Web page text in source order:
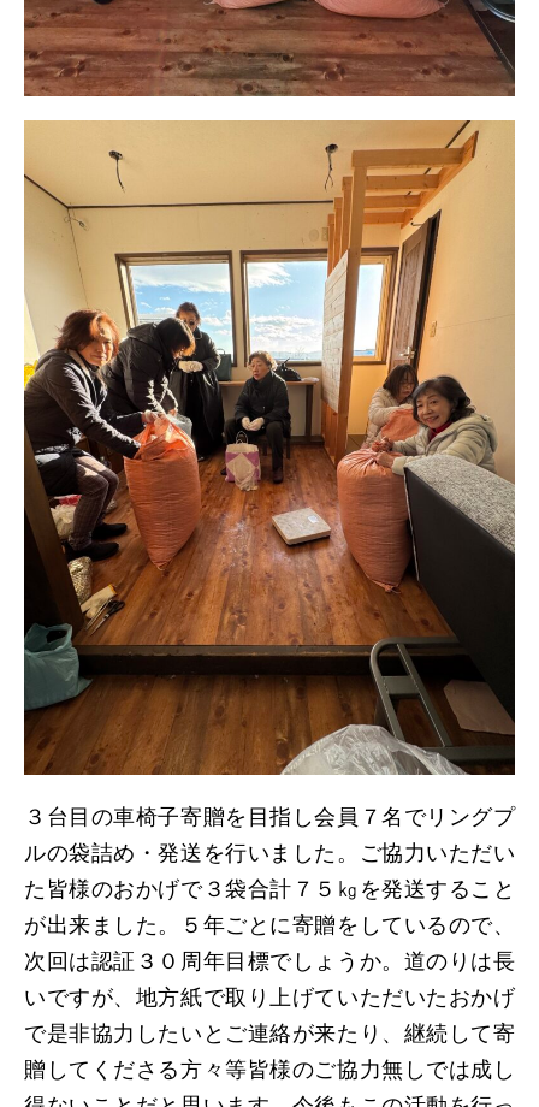
CONTACT
会員専用
MEMBERS ONLY
３台目の車椅子寄贈を目指し会員７名でリングプ
ルの袋詰め・発送を行いました。ご協力いただい
た皆様のおかげで３袋合計７５㎏を発送すること
が出来ました。５年ごとに寄贈をしているので、
次回は認証３０周年目標でしょうか。道のりは長
いですが、地方紙で取り上げていただいたおかげ
で是非協力したいとご連絡が来たり、継続して寄
贈してくださる方々等皆様のご協力無しでは成し